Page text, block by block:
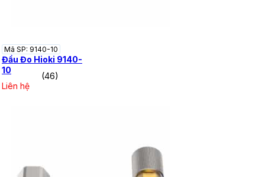
Mã SP: 9140-10
Đầu Đo Hioki 9140-
10
(46)
Liên hệ